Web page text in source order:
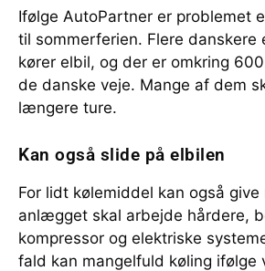
Ifølge AutoPartner er problemet
til sommerferien. Flere danskere
kører elbil, og der er omkring
de danske veje. Mange af dem
længere ture.
Kan også slide på elbilen
For lidt kølemiddel kan også
anlægget skal arbejde hårdere,
kompressor og elektriske
fald kan mangelfuld køling